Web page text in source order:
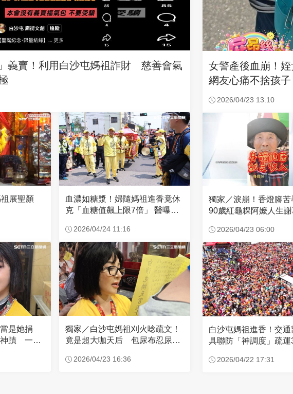
義賣！利用白沙屯媽祖詐財 慈善會氣
祖展聖顏
血濃如糖漿！婦隨媽祖進香竟休
克「血糖值飆上限7倍」 醫曝原
2026/04/24 11:16
是她捐
神蹟 一靠
獨家／白沙屯媽祖刈火唸疏文！
竟是超大咖天后 包尿布忍尿5
2026/04/23 16:36
女警產後血崩！
網友心痛不捨孩子
2026/04/23 13:10
獨家／淚崩！香燈腳
90歲紅龜粿阿嬤人生謝
2026/04/23 06:00
白沙屯媽祖進香！交通
具聯防「神調度」疏運
2026/04/22 17:31